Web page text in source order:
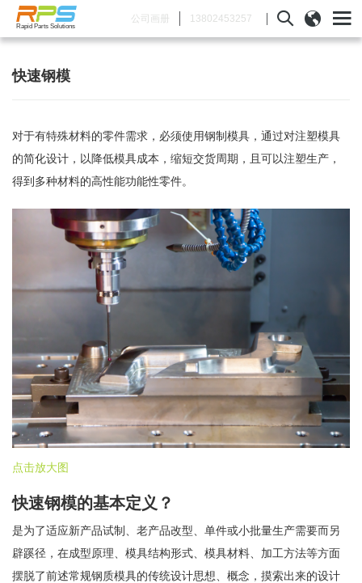
Rapid Parts Solutions
公司画册 13802453257
快速钢模
对于有特殊材料的零件需求，必须使用钢制模具，通过对注塑模具
的简化设计，以降低模具成本，缩短交货周期，且可以注塑生产，
得到多种材料的高性能功能性零件。
点击放大图
快速钢模的基本定义？
是为了适应新产品试制、老产品改型、单件或小批量生产需要而另
辟蹊径，在成型原理、模具结构形式、模具材料、加工方法等方面
摆脱了前述常规钢质模具的传统设计思想、概念，摸索出来的设计